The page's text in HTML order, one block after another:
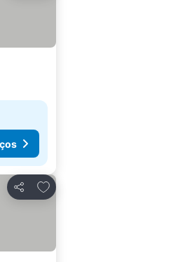
Partilhar
Adicionar aos favoritos